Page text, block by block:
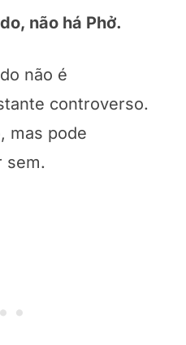
não há Phở.
não é
controverso.
mas pode
sem.